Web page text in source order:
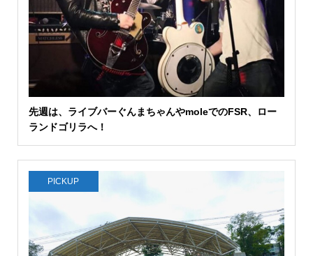
先週は、ライブバーぐんまちゃんやmoleでのFSR、ロー
ランドゴリラへ！
PICKUP